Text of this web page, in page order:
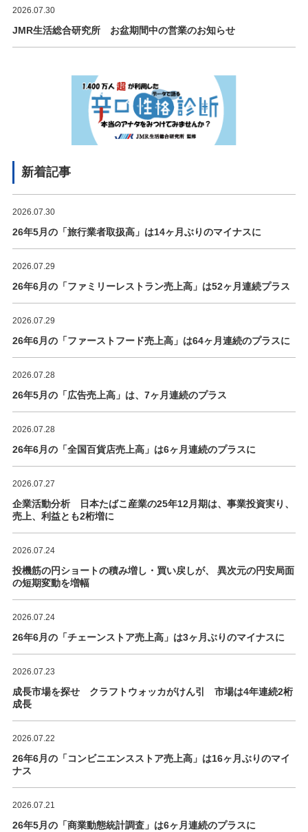
2026.07.30
JMR生活総合研究所 お盆期間中の営業のお知らせ
新着記事
2026.07.30
26年5月の「旅行業者取扱高」は14ヶ月ぶりのマイナスに
2026.07.29
26年6月の「ファミリーレストラン売上高」は52ヶ月連続プラス
2026.07.29
26年6月の「ファーストフード売上高」は64ヶ月連続のプラスに
2026.07.28
26年5月の「広告売上高」は、7ヶ月連続のプラス
2026.07.28
26年6月の「全国百貨店売上高」は6ヶ月連続のプラスに
2026.07.27
企業活動分析 日本たばこ産業の25年12月期は、事業投資実り、
売上、利益とも2桁増に
2026.07.24
投機筋の円ショートの積み増し・買い戻しが、 異次元の円安局面
の短期変動を増幅
2026.07.24
26年6月の「チェーンストア売上高」は3ヶ月ぶりのマイナスに
2026.07.23
成長市場を探せ クラフトウォッカがけん引 市場は4年連続2桁
成長
2026.07.22
26年6月の「コンビニエンスストア売上高」は16ヶ月ぶりのマイ
ナス
2026.07.21
26年5月の「商業動態統計調査」は6ヶ月連続のプラスに